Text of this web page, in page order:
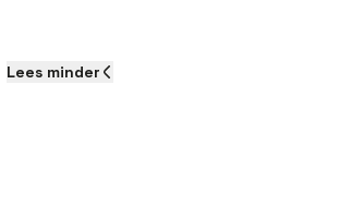
Lees minder